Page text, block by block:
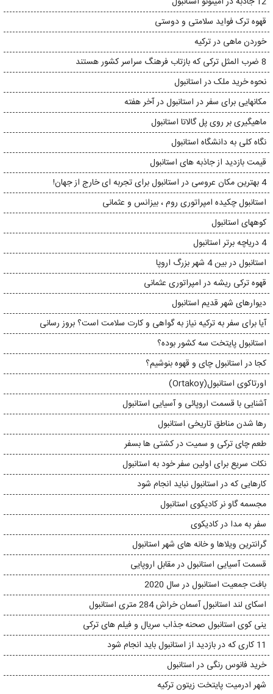
قهوه ترک فواید سلامتی و دوستی
خوردن ماهی در ترکیه
8 ضرب المثل ترکی که بازتاب فرهنگ سراسر کشور هستند
نحوه خرید ملک در استانبول
مکانهایی برای سفر در استانبول در آخر هفته
ماهیگیری بر روی پل گالاتا استانبول
نگاه کلی به دانشگاه استانبول
قیمت بازدید از جاذبه های استانبول
4 بهترین مکان عروسی در استانبول برای تجربه ای خارج از جهان!
استانبول چکیده امپراتوری روم ، بیزانس و عثمانی
کوههای استانبول
4 دریاچه برتر استانبول
استانبول در بین 4 شهر بزرگ اروپا
قهوه ترکی ریشه در امپراتوری عثمانی
دیوارهای شهر قدیم استانبول
آیا برای سفر به ترکیه نیاز به گواهی و کارت سلامت است؟ بروز رسانی
استانبول پایتخت سه کشور بوده؟
کجا در استانبول چای و قهوه بنوشیم؟
اورتاکوی استانبول(Ortakoy)
آشنایی با قسمت اروپائی و آسیایی استانبول
رها شدن مناطق تاریخی استانبول
طعم چای ترکی و سمیت در کشتی ها بسفر
نکات سریع برای اولین سفر خود به استانبول
کارهایی که در استانبول نباید انجام شود
مجسمه گاو نر کادیکوی استانبول
سفر به مدا در کادیکوی
گرانترین ویلاها و خانه های شهر استانبول
قسمت آسیایی استانبول در مقابل اروپایی
بافت جمعیت استانبول در سال 2020
اسکای لند استانبول آسمان خراش 284 متری استانبول
ینی کوی استانبول صحنه جذاب سریال و فیلم های ترکی
11 کاری که در بازدید از استانبول باید انجام شود
خرید فانوس رنگی در استانبول
شهر ادرمیت پایتخت زیتون ترکیه